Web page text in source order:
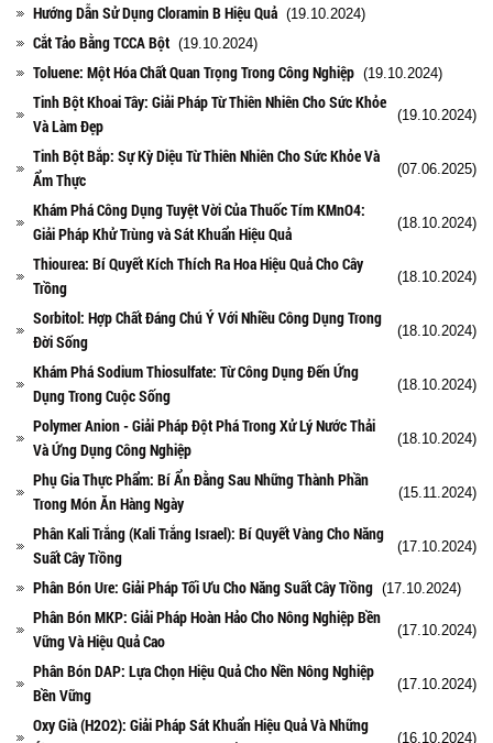
Hướng Dẫn Sử Dụng Cloramin B Hiệu Quả (19.10.2024)
Cắt Tảo Bằng TCCA Bột (19.10.2024)
Toluene: Một Hóa Chất Quan Trọng Trong Công Nghiệp (19.10.2024)
Tinh Bột Khoai Tây: Giải Pháp Từ Thiên Nhiên Cho Sức Khỏe
Và Làm Đẹp
(19.10.2024)
Tinh Bột Bắp: Sự Kỳ Diệu Từ Thiên Nhiên Cho Sức Khỏe Và
Ẩm Thực
(07.06.2025)
Khám Phá Công Dụng Tuyệt Vời Của Thuốc Tím KMnO4:
Giải Pháp Khử Trùng và Sát Khuẩn Hiệu Quả
(18.10.2024)
Thiourea: Bí Quyết Kích Thích Ra Hoa Hiệu Quả Cho Cây
Trồng
(18.10.2024)
Sorbitol: Hợp Chất Đáng Chú Ý Với Nhiều Công Dụng Trong
Đời Sống
(18.10.2024)
Khám Phá Sodium Thiosulfate: Từ Công Dụng Đến Ứng
Dụng Trong Cuộc Sống
(18.10.2024)
Polymer Anion - Giải Pháp Đột Phá Trong Xử Lý Nước Thải
Và Ứng Dụng Công Nghiệp
(18.10.2024)
Phụ Gia Thực Phẩm: Bí Ẩn Đằng Sau Những Thành Phần
Trong Món Ăn Hàng Ngày
(15.11.2024)
Phân Kali Trắng (Kali Trắng Israel): Bí Quyết Vàng Cho Năng
Suất Cây Trồng
(17.10.2024)
Phân Bón Ure: Giải Pháp Tối Ưu Cho Năng Suất Cây Trồng (17.10.2024)
Phân Bón MKP: Giải Pháp Hoàn Hảo Cho Nông Nghiệp Bền
Vững Và Hiệu Quả Cao
(17.10.2024)
Phân Bón DAP: Lựa Chọn Hiệu Quả Cho Nền Nông Nghiệp
Bền Vững
(17.10.2024)
Oxy Già (H2O2): Giải Pháp Sát Khuẩn Hiệu Quả Và Những
(16.10.2024)